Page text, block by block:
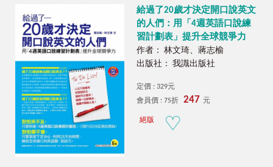
給過了20歲才決定開口說英文
的人們：用「4週英語口說練
習計劃表」提升全球競爭力
作者： 林文琦、蔣志榆
出版社： 我識出版社
定價 : 329元
會員價 : 75折
247 元
絕版